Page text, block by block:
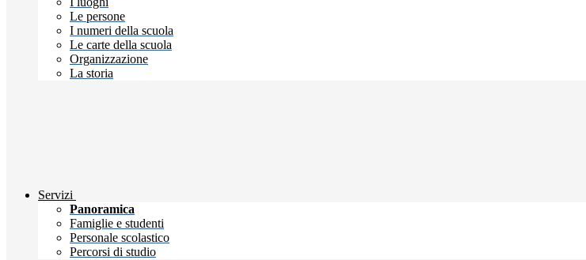
Le persone
I numeri della scuola
Le carte della scuola
Organizzazione
La storia
Servizi
Panoramica
Famiglie e studenti
Personale scolastico
Percorsi di studio